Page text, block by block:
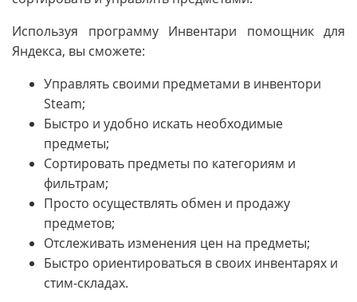
Используя программу Инвентари помощник для
Яндекса, вы сможете:
Управлять своими предметами в инвентори
Steam;
Быстро и удобно искать необходимые
предметы;
Сортировать предметы по категориям и
фильтрам;
Просто осуществлять обмен и продажу
предметов;
Отслеживать изменения цен на предметы;
Быстро ориентироваться в своих инвентарях и
стим-складах.